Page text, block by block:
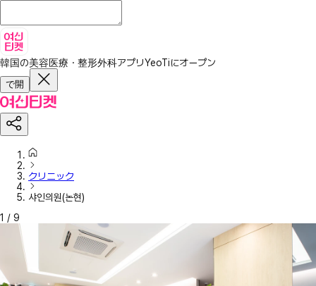
韓国の美容医療・整形外科アプリYeoTiにオープン
で開
クリニック
샤인의원(논현)
1 / 9